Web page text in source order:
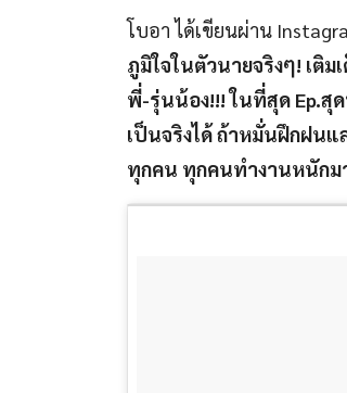
โบอา ได้เขียนผ่าน
ภูมิใจในตัวนายจริงๆ! เติ
พี่-รุ่นน้อง!!! ในที่สุด Ep.สุ
เป็นจริงได้ ถ้าหมั่นฝึกฝนแ
ทุกคน ทุกคนทำงานหนักม